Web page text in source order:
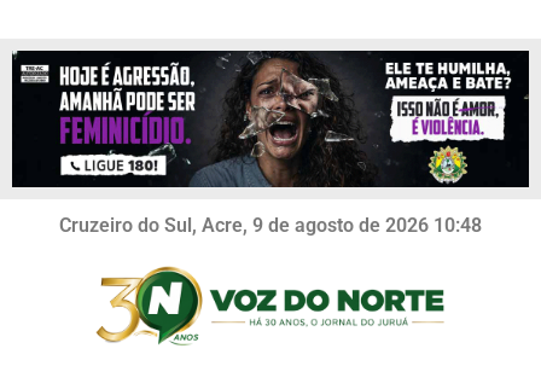
Cruzeiro do Sul, Acre, 9 de agosto de 2026 10:48